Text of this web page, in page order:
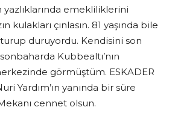
emekliliklerini
kulakları çınlasın. 81 yaşında bile
duruyordu. Kendisini son
Kubbealtı’nın
görmüştüm. ESKADER
Yardım’ın yanında bir süre
cennet olsun.